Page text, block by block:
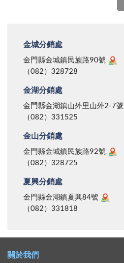
金城分銷處
金門縣金城鎮民族路90號
（082）328728
金湖分銷處
金門縣金湖鎮山外里山外2-7號
（082）331525
金山分銷處
金門縣金城鎮民族路92號
（082）328725
夏興分銷處
金門縣金湖鎮夏興84號
（082）331818
關於我們